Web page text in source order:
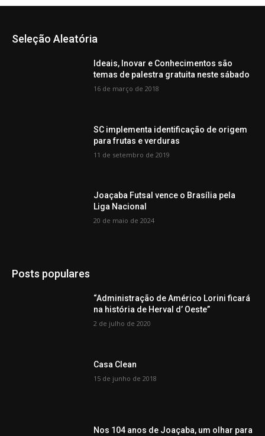
Seleção Aleatória
Ideais, Inovar e Conhecimentos são
temas de palestra gratuita neste sábado
16 de março de 2018
SC implementa identificação de origem
para frutas e verduras
11 de setembro de 2019
Joaçaba Futsal vence o Brasília pela
Liga Nacional
20 de maio de 2024
Posts populares
“Administração de Américo Lorini ficará
na história de Herval d’ Oeste”
2 de julho de 2020
Casa Clean
15 de junho de 2018
Nos 104 anos de Joaçaba, um olhar para